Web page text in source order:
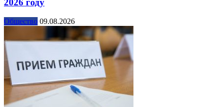
2026 году
Общество 09.08.2026